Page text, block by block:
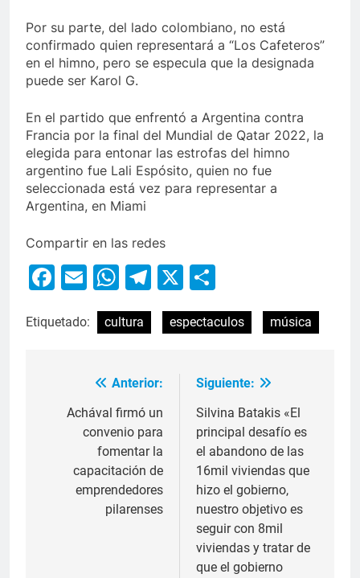
Por su parte, del lado colombiano, no está
confirmado quien representará a “Los Cafeteros”
en el himno, pero se especula que la designada
puede ser Karol G.
En el partido que enfrentó a Argentina contra
Francia por la final del Mundial de Qatar 2022, la
elegida para entonar las estrofas del himno
argentino fue Lali Espósito, quien no fue
seleccionada está vez para representar a
Argentina, en Miami
Compartir en las redes
Facebook
EmailWhatsApp
Telegram
X
Etiquetado: cultura espectaculos música
Anterior:
Achával firmó un
convenio para
fomentar la
capacitación de
emprendedores
pilarenses
Siguiente:
Silvina Batakis «El
principal desafío es
el abandono de las
16mil viviendas que
hizo el gobierno,
nuestro objetivo es
seguir con 8mil
viviendas y tratar de
que el gobierno